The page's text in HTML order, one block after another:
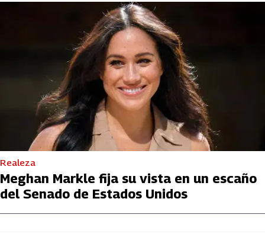
Realeza
Meghan Markle fija su vista en un escaño
del Senado de Estados Unidos